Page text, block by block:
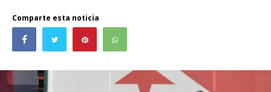
Comparte esta noticia